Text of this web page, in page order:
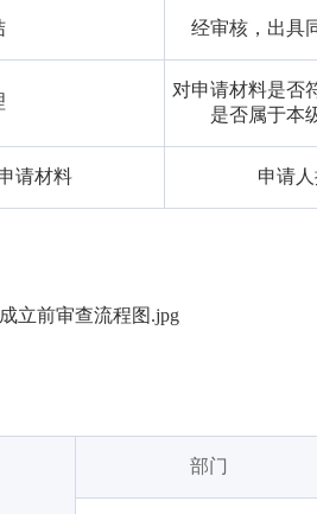
经审核，出具
对申请材料是否
是否属于本
请材料 申请
立前审查流程图.jpg
部门